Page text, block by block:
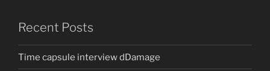
Recent Posts
Time capsule interview dDamage